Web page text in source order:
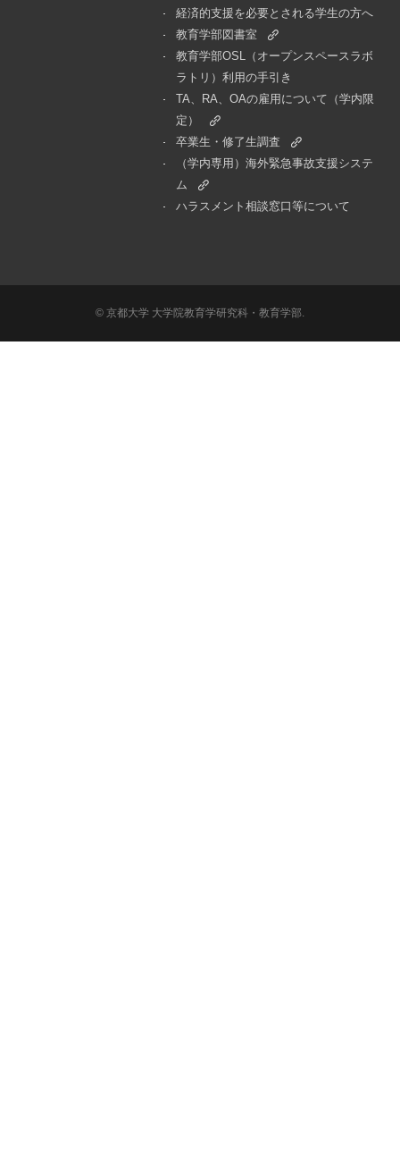
経済的支援を必要とされる学生の方へ
教育学部図書室
教育学部OSL（オープンスペースラボ
ラトリ）利用の手引き
TA、RA、OAの雇用について（学内限
定）
卒業生・修了生調査
（学内専用）海外緊急事故支援システ
ム
ハラスメント相談窓口等について
© 京都大学 大学院教育学研究科・教育学部.